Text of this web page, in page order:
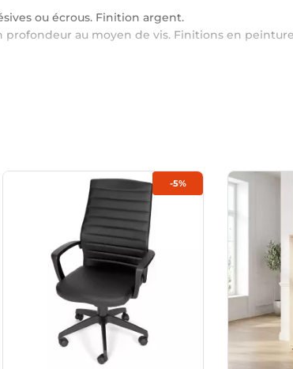
ou écrous. Finition argent.
au moyen de vis. Finitions en
-5%